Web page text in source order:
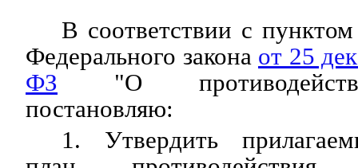
В соответствии с
Федерального закона от 25
ФЗ "О
постановляю:
1. Утвердить